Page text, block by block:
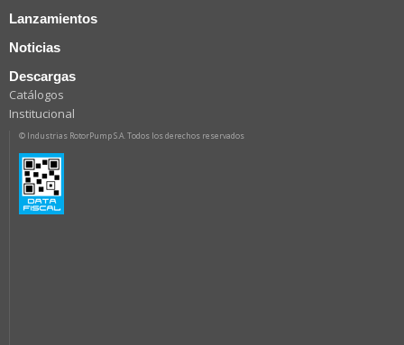
Lanzamientos
Noticias
Descargas
Catálogos
Institucional
© Industrias RotorPump S.A. Todos los derechos reservados